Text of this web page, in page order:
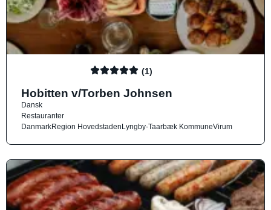
(1)
Hobitten v/Torben Johnsen
Dansk
Restauranter
DanmarkRegion HovedstadenLyngby-Taarbæk KommuneVirum